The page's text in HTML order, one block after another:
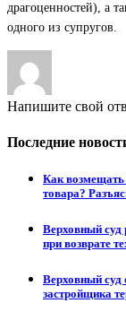
драгоценностей), а
одного из супругов.
Напишите свой
Последние
Как возмещать
товара?
Верховный суд
при возврате
Верховный суд
застройщика